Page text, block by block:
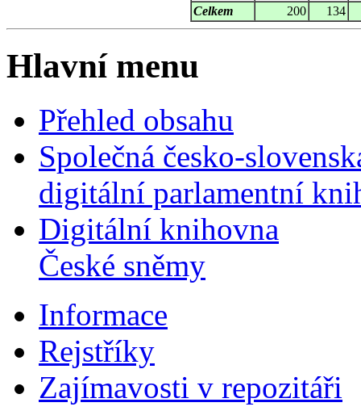
Celkem
200 134
Hlavní menu
Přehled obsahu
Společná česko-
digitální parlamentní
Digitální knihovna
České sněmy
Informace
Rejstříky
Zajímavosti v repozitáři